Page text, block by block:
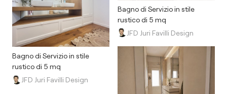
Bagno di Servizio in stile
rustico di 5 mq
JFD Juri Favilli Design
Bagno di Servizio in stile
rustico di 5 mq
JFD Juri Favilli Design